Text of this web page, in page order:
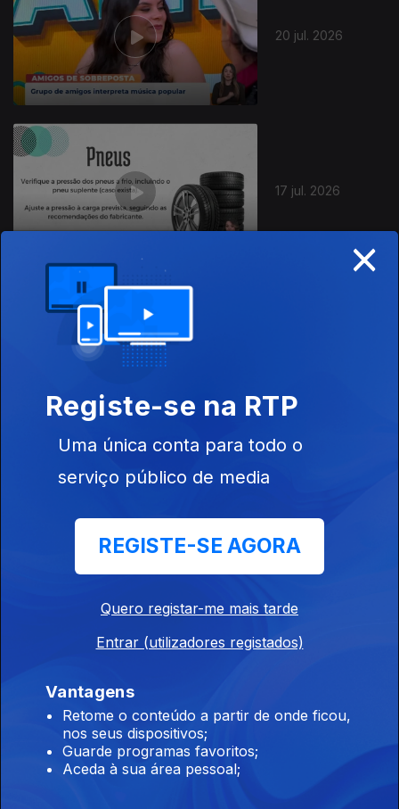
20 jul. 2026
17 jul. 2026
×
Registe-se na RTP
Uma única conta para todo o
serviço público de media
REGISTE-SE AGORA
Quero registar-me mais tarde
Entrar (utilizadores registados)
Vantagens
Retome o conteúdo a partir de onde ficou,
nos seus dispositivos;
Guarde programas favoritos;
Aceda à sua área pessoal;